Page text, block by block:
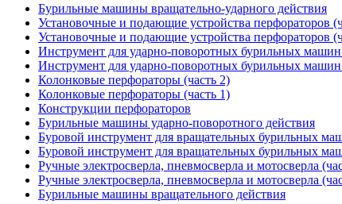
Бурильные машины вращательно-ударного действия
Установочные и подающие устройства перфораторов
Установочные и подающие устройства перфораторов
Инструмент для ударно-поворотных бурильных машин
Инструмент для ударно-поворотных бурильных машин
Колонковые перфораторы (часть 2)
Колонковые перфораторы (часть 1)
Конструкции перфораторов
Бурильные машины ударно-поворотного действия
Буровой инструмент для вращательных бурильных
Буровой инструмент для вращательных бурильных
Ручные электросверла, пневмосверла и мотосверла
Ручные электросверла, пневмосверла и мотосверла
Бурильные машины вращательного действия